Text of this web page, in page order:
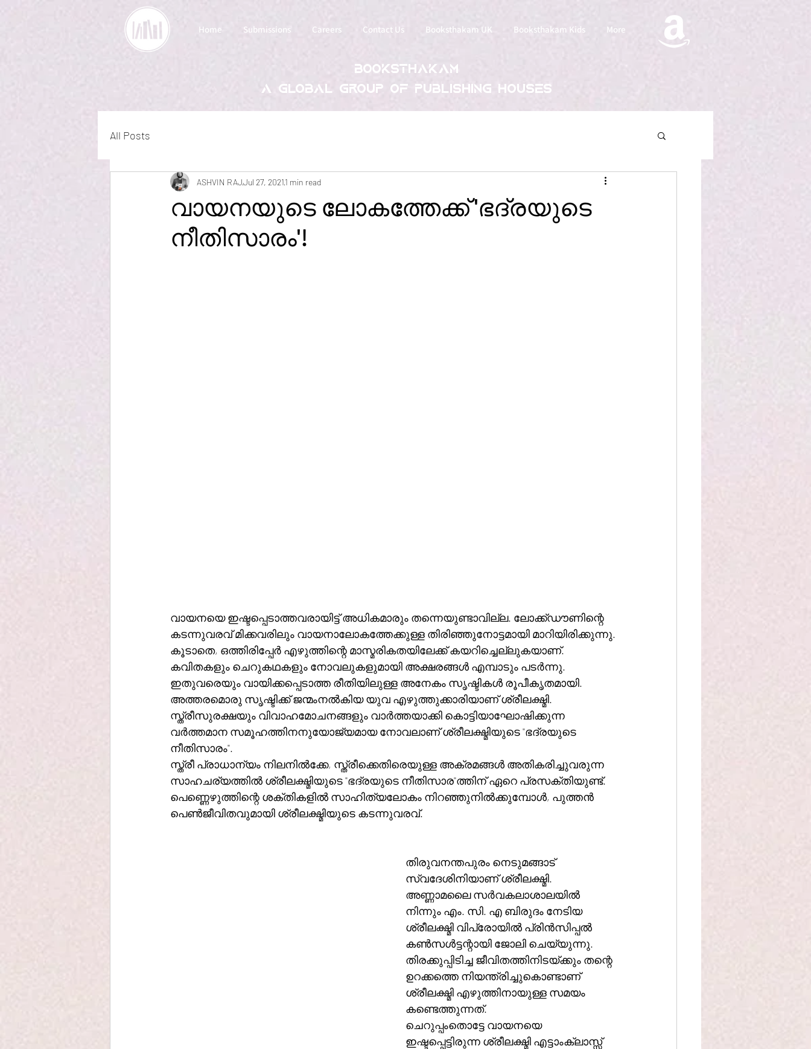
Home Submissions Careers Contact Us Booksthakam UK Booksthakam Kids More
Booksthakam
a global group of publishing houses
All Posts
വായനയുടെ ലോകത്തേക്ക് 'ഭദ്രയുടെ
നീതിസാരം'!
ASHVIN RAJJul 27, 20211 min read
വായനയെ ഇഷ്ടപ്പെടാത്തവരായിട്ട് അധികമാരും തന്നെയുണ്ടാവില്ല. ലോക്ക്ഡൗണിന്റെ
കടന്നുവരവ് മിക്കവരിലും വായനാലോകത്തേക്കുള്ള തിരിഞ്ഞുനോട്ടമായി മാറിയിരിക്കുന്നു.
കൂടാതെ, ഒത്തിരിപ്പേർ എഴുത്തിന്റെ മാസ്മരികതയിലേക്ക് കയറിച്ചെല്ലുകയാണ്.
കവിതകളും ചെറുകഥകളും നോവലുകളുമായി അക്ഷരങ്ങൾ എമ്പാടും പടർന്നു.
ഇതുവരെയും വായിക്കപ്പെടാത്ത രീതിയിലുള്ള അനേകം സൃഷ്ടികൾ രൂപീകൃതമായി.
അത്തരമൊരു സൃഷ്ടിക്ക് ജന്മംനൽകിയ യുവ എഴുത്തുക്കാരിയാണ് ശ്രീലക്ഷ്മി.
സ്ത്രീസുരക്ഷയും വിവാഹമോചനങ്ങളും വാർത്തയാക്കി കൊട്ടിയാഘോഷിക്കുന്ന
വർത്തമാന സമൂഹത്തിനനുയോജ്യമായ നോവലാണ് ശ്രീലക്ഷ്മിയുടെ "ഭദ്രയുടെ
നീതിസാരം".
സ്ത്രീ പ്രാധാന്യം നിലനിൽക്കേ, സ്ത്രീക്കെതിരെയുള്ള അക്രമങ്ങൾ അതികരിച്ചുവരുന്ന
സാഹചര്യത്തിൽ ശ്രീലക്ഷ്മിയുടെ "ഭദ്രയുടെ നീതിസാര"ത്തിന് ഏറെ പ്രസക്തിയുണ്ട്.
പെണ്ണെഴുത്തിന്റെ ശക്തികളിൽ സാഹിത്യലോകം നിറഞ്ഞുനിൽക്കുമ്പോൾ, പുത്തൻ
പെൺജീവിതവുമായി ശ്രീലക്ഷ്മിയുടെ കടന്നുവരവ്.
തിരുവനന്തപുരം നെടുമങ്ങാട്
സ്വദേശിനിയാണ് ശ്രീലക്ഷ്മി.
അണ്ണാമലൈ സർവകലാശാലയിൽ
നിന്നും എം. സി. എ ബിരുദം നേടിയ
ശ്രീലക്ഷ്മി വിപ്രോയിൽ പ്രിൻസിപ്പൽ
കൺസൾട്ടന്റായി ജോലി ചെയ്യുന്നു.
തിരക്കുപ്പിടിച്ച ജീവിതത്തിനിടയ്ക്കും തന്റെ
ഉറക്കത്തെ നിയന്ത്രിച്ചുകൊണ്ടാണ്
ശ്രീലക്ഷ്മി എഴുത്തിനായുള്ള സമയം
കണ്ടെത്തുന്നത്.
ചെറുപ്പംതൊട്ടേ വായനയെ
ഇഷ്ടപ്പെട്ടിരുന്ന ശ്രീലക്ഷ്മി എട്ടാംക്ലാസ്സ്‌